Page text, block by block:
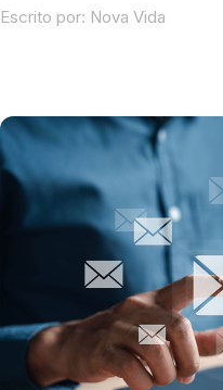
Escrito por: Nova Vida